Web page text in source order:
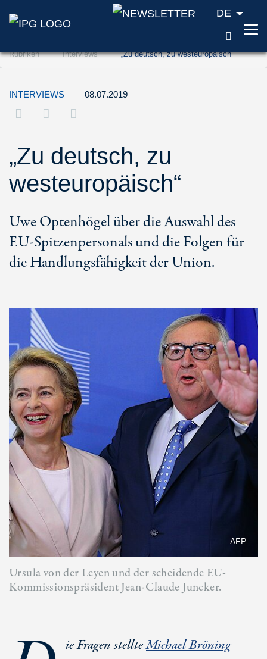
Zum Inhalt springen (Accesskey '1')
Zur Suche springen (Accesskey '2')
Zur Navigation springen (Accesskey '3')
DE
Rubriken Interviews „Zu deutsch, zu westeuropäisch“
INTERVIEWS 08.07.2019
„Zu deutsch, zu
westeuropäisch“
Uwe Optenhögel über die Auswahl des
EU-Spitzenpersonals und die Folgen für
die Handlungsfähigkeit der Union.
AFP
Ursula von der Leyen und der scheidende EU-
Kommissionspräsident Jean-Claude Juncker.
ie Fragen stellteMichael Bröning